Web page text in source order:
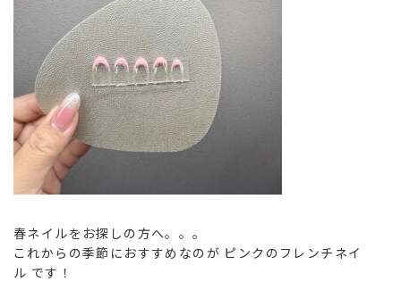
春ネイルをお探しの方へ。。。
これからの季節におすすめなのが ピンクのフレンチネイ
ル です！